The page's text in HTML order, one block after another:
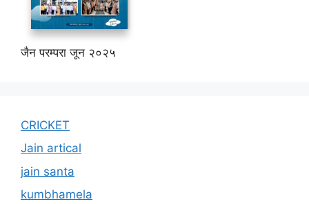
जैन परम्परा जून २०२५
CRICKET
Jain artical
jain santa
kumbhamela